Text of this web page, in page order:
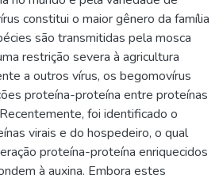
constitui o maior gênero da família
são transmitidas pela mosca
restrição severa à agricultura
a outros vírus, os begomovírus
proteína-proteína entre proteínas
foi identificado o
virais e do hospedeiro, o qual
proteína-proteína enriquecidos
à auxina. Embora estes